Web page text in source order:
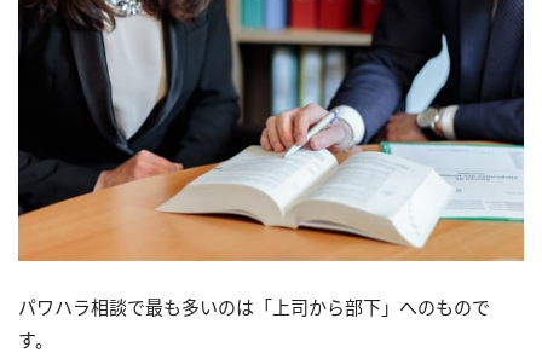
パワハラ相談で最も多いのは「上司から部下」へのもので
す。